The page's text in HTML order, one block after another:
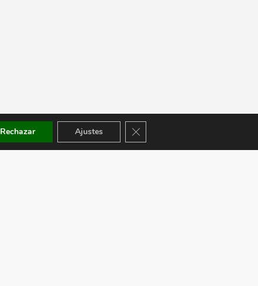
Rechazar Ajustes Cerrar el banner de cookies RGPD